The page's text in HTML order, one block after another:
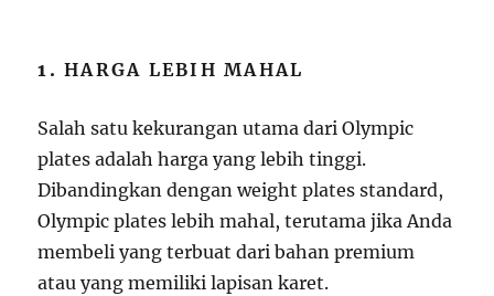
1.HARGA LEBIH MAHAL
Salah satu kekurangan utama dari Olympic
plates adalah harga yang lebih tinggi.
Dibandingkan dengan weight plates standard,
Olympic plates lebih mahal, terutama jika Anda
membeli yang terbuat dari bahan premium
atau yang memiliki lapisan karet.